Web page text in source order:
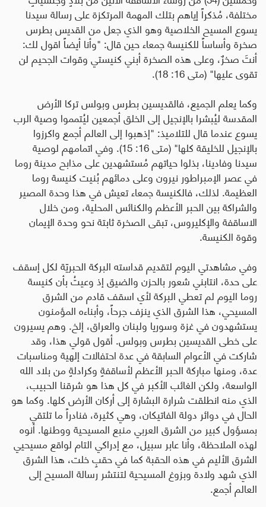
مختلفة، مُذكراً إياهم بتلك المهمة المرتكزة على رسالة سيدنا
يسوع المسيح الخلاصية وهو الذي جعل من القديس بطرس
صخرة وأساساً للكنيسة جمعاء حين قال: "وأنا أيضاً اقول لك:
أنتَ صخرٌ، وعلى هذه الصخرة أبني كنيستي وقوات الجحيم لن
تقوى عليها" (متى 16: 18).
وكما يعلم الجميع، فالقديسين بطرس وبولس تركا الأرض
المقدسة ليُبشرا بالإنجيل إلى الخلق أجمعين ليُتمموا وصية الرب
يسوع عندما قال للتلاميذ: "إذهبوا إلى العالم أجمع واكرزوا
بالإنجيل للخليقة كلها" (متى 16: 15). وفي اتمامهم لوصية
سيدنا وفادينا، بذلوا حياتهم مُستشهدين على مذابح مدينة روما
في عصر الإمبراطور نيرون وعلى دمائهم بُنيت كنيسة روما
العظيمة. لذلك، فالكنيسة جمعاء تعيش في هذا وحدة المصير
والشراكة بين الحبر الأعظم والكنائس المحلية، ومن خلال
الاساقفة والإكليروس، تبقى الصخرة ثابتة نحو وحدة الإيمان
وقوة الكنيسة.
وفي مشاهدتي اليوم لتقديم قداسته البركة الحبريّة لكل إسقف
على حدة، انتابني شعور بالحزن والضيق إذ وعيتُ بأن كنيسة
روما اليوم لم تعطي البركة لأي اسقف قادم من الشرق
المسيحي، هذا الشرق الذي ينزف جرحاً، وأبناءه المؤمنون
يستشهدون في غزة وسوريا ولبنان والعراق، إلخ. وهم يسيرون
على خطى القديسين بطرس وبولس. أقول قولي هذا، وقد
شاركت في الأعوام السابقة في عدة احتفالات إلهية ومناسبات
عدة، ومنها مباركة الحبر الأعظم لأساقفةٍ وكرادلةٍ من بلاد الله
الواسعة، ولكن الغائب الأكبر في كل هذا هو شرقنا الحبيب،
الذي منه انطلقت شرارة البشارة إلى أركان الأرض كلها. وكما هو
الحال في دوائر دولة الفاتيكان، وهي كثيرة، فنادراً ما تلتقي
بمسؤول كبير من الشرق العربي منبع المسيحية ووطنها. أنوه
لهذه الملاحظة، وأنا عابر سبيل، مع إدراكي التام لواقع مسيحيي
الشرق الأليم في هذه الحقبة كما في حقبٍ خلت، هذا الشرق
الذي شهد ولادة وبزوغ المسيحية لتنتشر رسالة المسيح إلى
العالم أجمع.